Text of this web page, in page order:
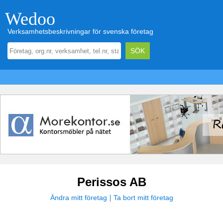
Wedoo
Verksamhetsbeskrivningar för svenska företag
Perissos AB
Ändra mitt företag Ta bort mitt företag